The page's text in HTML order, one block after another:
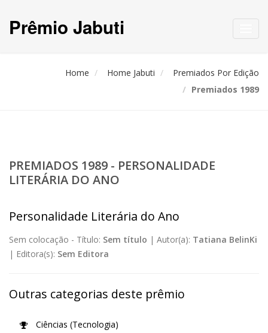
Prêmio Jabuti
Home Home Jabuti
Premiados Por Edição
Premiados 1989
PREMIADOS 1989 - PERSONALIDADE
LITERÁRIA DO ANO
Personalidade Literária do Ano
Sem colocação - Título: Sem título | Autor(a): Tatiana BelinKi
| Editora(s): Sem Editora
Outras categorias deste prêmio
Ciências (Tecnologia)